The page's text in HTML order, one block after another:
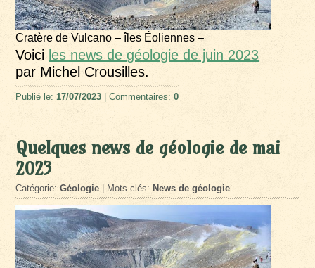
Cratère de Vulcano – îles Éoliennes –
Voici les news de géologie de juin 2023
par Michel Crousilles.
Publié le: 17/07/2023 | Commentaires:0
Quelques news de géologie de mai
2023
Catégorie:Géologie | Mots clés:News de géologie